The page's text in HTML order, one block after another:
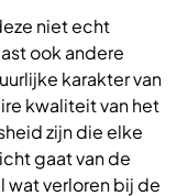
niet echt
ook andere
karakter van
kwaliteit van het
zijn die elke
gaat van de
wat verloren bij de